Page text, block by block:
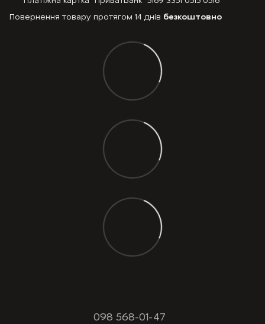
Повернення товару протягом 14 днів безкоштовно
098 568-01-47